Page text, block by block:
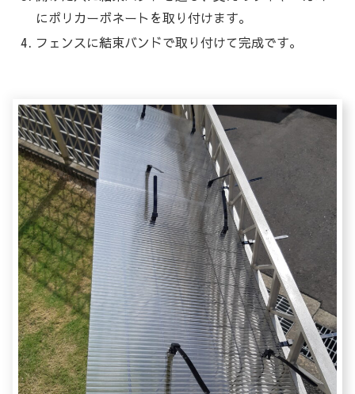
にポリカーボネートを取り付けます。
フェンスに結束バンドで取り付けて完成です。